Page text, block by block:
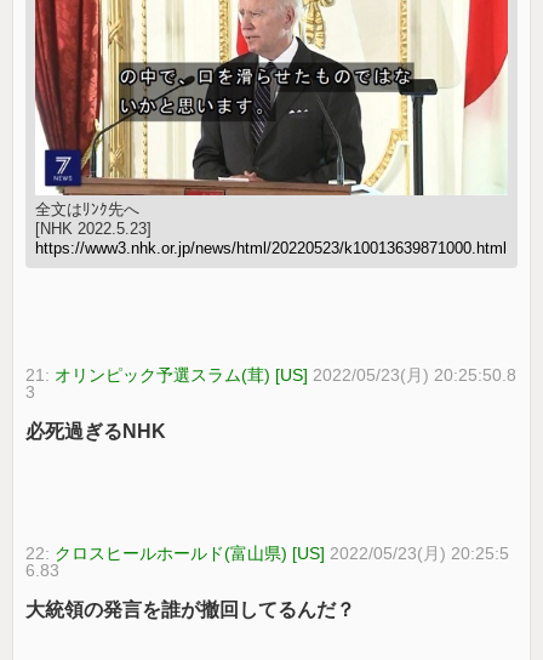
全文はﾘﾝｸ先へ
[NHK 2022.5.23]
https://www3.nhk.or.jp/news/html/20220523/k10013639871000.html
21: オリンピック予選スラム(茸) [US] 2022/05/23(月) 20:25:50.8
3
必死過ぎるNHK
22: クロスヒールホールド(富山県) [US] 2022/05/23(月) 20:25:5
6.83
大統領の発言を誰が撤回してるんだ？